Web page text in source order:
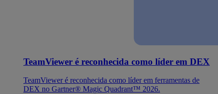
TeamViewer é reconhecida como líder em DEX
TeamViewer é reconhecida como líder em ferramentas de
DEX no Gartner® Magic Quadrant™ 2026.